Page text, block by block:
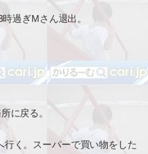
過ぎMさん退出。
に戻る。
く。スーパーで買い物をした